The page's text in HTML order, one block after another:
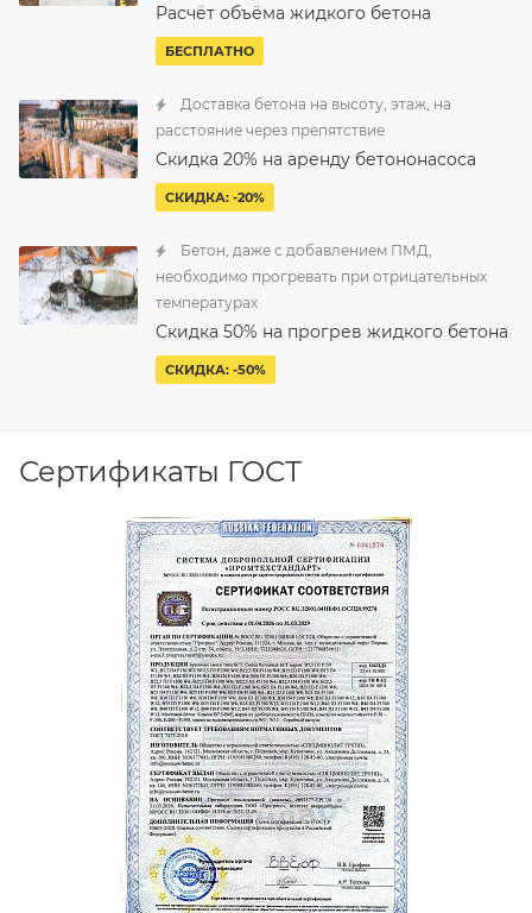
Расчёт объёма жидкого бетона
БЕСПЛАТНО
Доставка бетона на высоту, этаж, на
расстояние через препятствие
Скидка 20% на аренду бетононасоса
СКИДКА: -20%
Бетон, даже с добавлением ПМД,
необходимо прогревать при отрицательных
температурах
Скидка 50% на прогрев жидкого бетона
СКИДКА: -50%
Сертификаты ГОСТ